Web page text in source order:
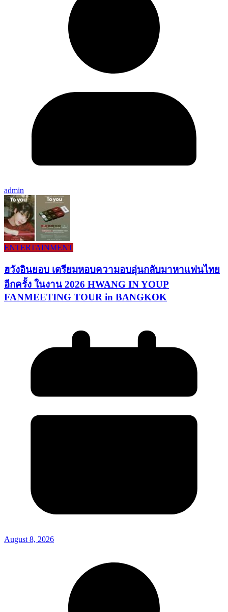
admin
ENTERTAINMENT
ฮวังอินยอบ เตรียมหอบความอบอุ่นกลับมาหาแฟนไทย
อีกครั้ง ในงาน 2026 HWANG IN YOUP
FANMEETING TOUR in BANGKOK
August 8, 2026